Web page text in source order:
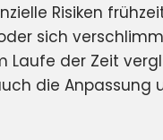
Risiken
sich
Laufe der Zeit
die Anpassung